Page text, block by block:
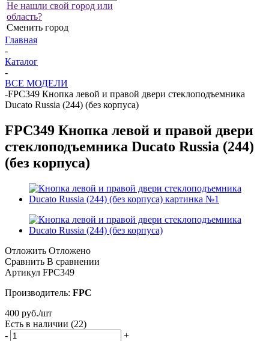
Не нашли свой город или
область?
Сменить город
Главная
-
Каталог
-
ВСЕ МОДЕЛИ
-FPC349 Кнопка левой и правой двери стеклоподъемника
Ducato Russia (244) (без корпуса)
FPC349 Кнопка левой и правой двери
стеклоподъемника Ducato Russia (244)
(без корпуса)
Отложить Отложено
Сравнить В сравнении
Артикул FPC349
Производитель: FPC
400 руб./шт
Есть в наличии (22)
-
+